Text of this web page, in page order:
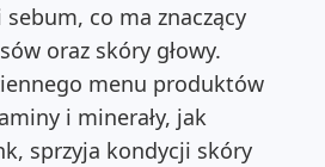
co ma znaczący
oraz skóry głowy.
menu produktów
i minerały, jak
sprzyja kondycji skóry